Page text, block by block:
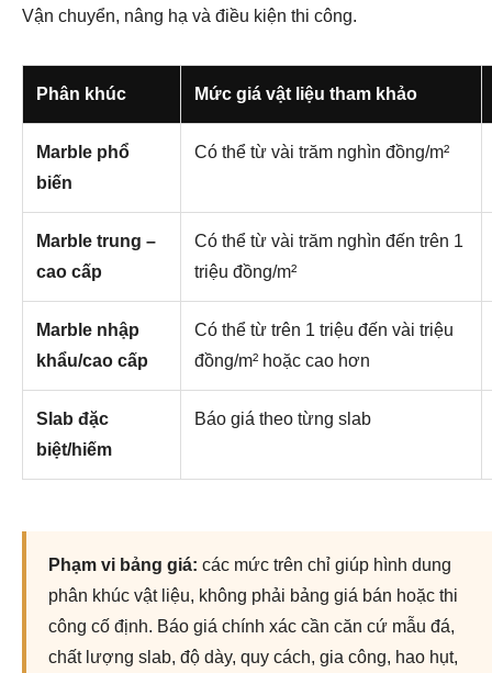
Vận chuyển, nâng hạ và điều kiện thi công.
Phân khúc Mức giá vật liệu tham khảo
Marble phổ
biến
Có thể từ vài trăm nghìn đồng/m²
Marble trung –
cao cấp
Có thể từ vài trăm nghìn đến trên 1
triệu đồng/m²
Marble nhập
khẩu/cao cấp
Có thể từ trên 1 triệu đến vài triệu
đồng/m² hoặc cao hơn
Slab đặc
biệt/hiếm
Báo giá theo từng slab
Phạm vi bảng giá: các mức trên chỉ giúp hình dung
phân khúc vật liệu, không phải bảng giá bán hoặc thi
công cố định. Báo giá chính xác cần căn cứ mẫu đá,
chất lượng slab, độ dày, quy cách, gia công, hao hụt,